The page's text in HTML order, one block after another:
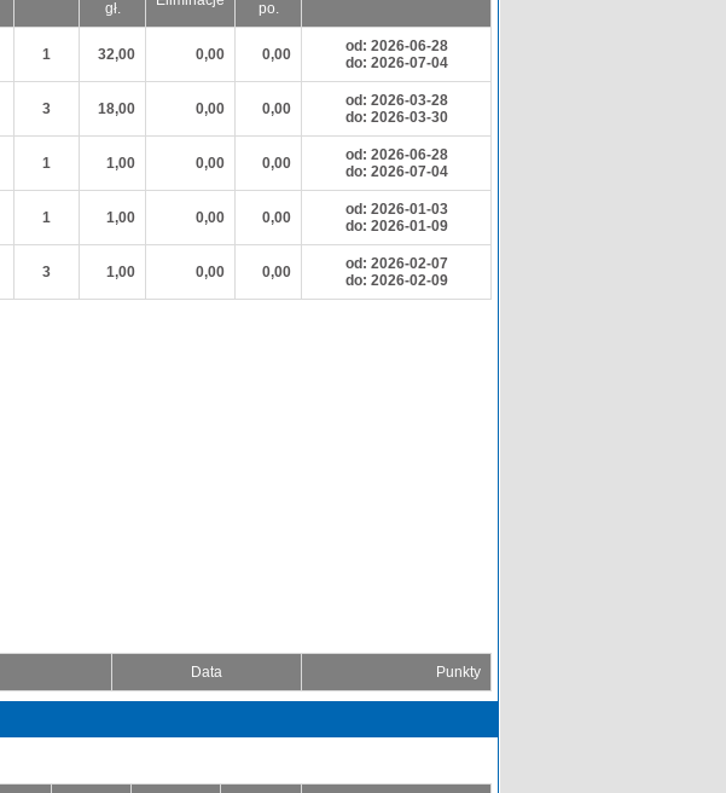
gł.
po.
1 32,00 0,00 0,00
od: 2026-06-28
do: 2026-07-04
3 18,00 0,00 0,00
od: 2026-03-28
do: 2026-03-30
1 1,00 0,00 0,00
od: 2026-06-28
do: 2026-07-04
1 1,00 0,00 0,00
od: 2026-01-03
do: 2026-01-09
3 1,00 0,00 0,00
od: 2026-02-07
do: 2026-02-09
Data Punkty